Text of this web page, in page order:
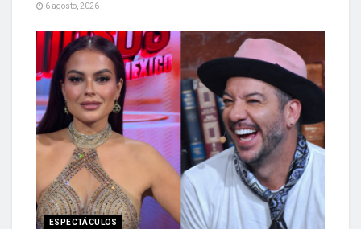
6 agosto, 2026
ESPECTÁCULOS